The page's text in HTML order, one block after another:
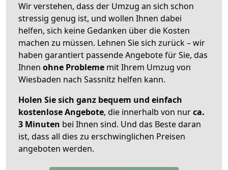
Wir verstehen, dass der Umzug an sich schon
stressig genug ist, und wollen Ihnen dabei
helfen, sich keine Gedanken über die Kosten
machen zu müssen. Lehnen Sie sich zurück – wir
haben garantiert passende Angebote für Sie, das
Ihnen ohne Probleme mit Ihrem Umzug von
Wiesbaden nach Sassnitz helfen kann.
Holen Sie sich ganz bequem und einfach
kostenlose Angebote, die innerhalb von nurca.
3 Minuten bei Ihnen sind. Und das Beste daran
ist, dass all dies zu erschwinglichen Preisen
angeboten werden.